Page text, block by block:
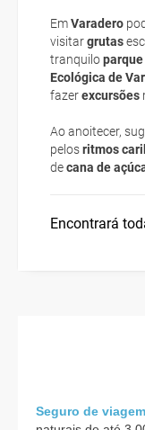
EmVaradero
visitargrutas
tranquilo
Ecológica de
fazerexcursões
Ao anoitecer,
pelosritmos
decana de
Encontrará
O Congrí e a
Onde ficar?
Assistência
Agenda
cancelamento ou
A minha reserva
Seguro de